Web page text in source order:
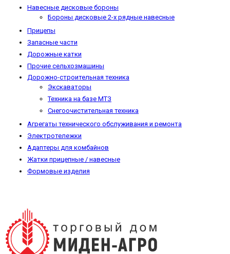
Навесные дисковые бороны
Бороны дисковые 2-х рядные навесные
Прицепы
Запасные части
Дорожные катки
Прочие сельхозмашины
Дорожно-строительная техника
Экскаваторы
Техника на базе МТЗ
Снегоочистительная техника
Агрегаты технического обслуживания и ремонта
Электротележки
Адаптеры для комбайнов
Жатки прицепные / навесные
Формовые изделия